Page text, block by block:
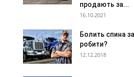
продають за...
16.10.2021
Болить спина
робити?
12.12.2018